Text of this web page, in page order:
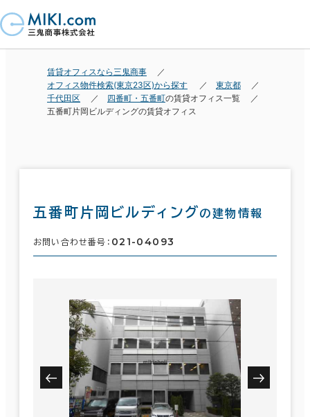
賃貸オフィスなら三鬼商事
オフィス物件検索(東京23区)から探す
東京都
千代田区
四番町・五番町の賃貸オフィス一覧
五番町片岡ビルディングの賃貸オフィス
五番町片岡ビルディングの建物情報
お問い合わせ番号： 021-04093